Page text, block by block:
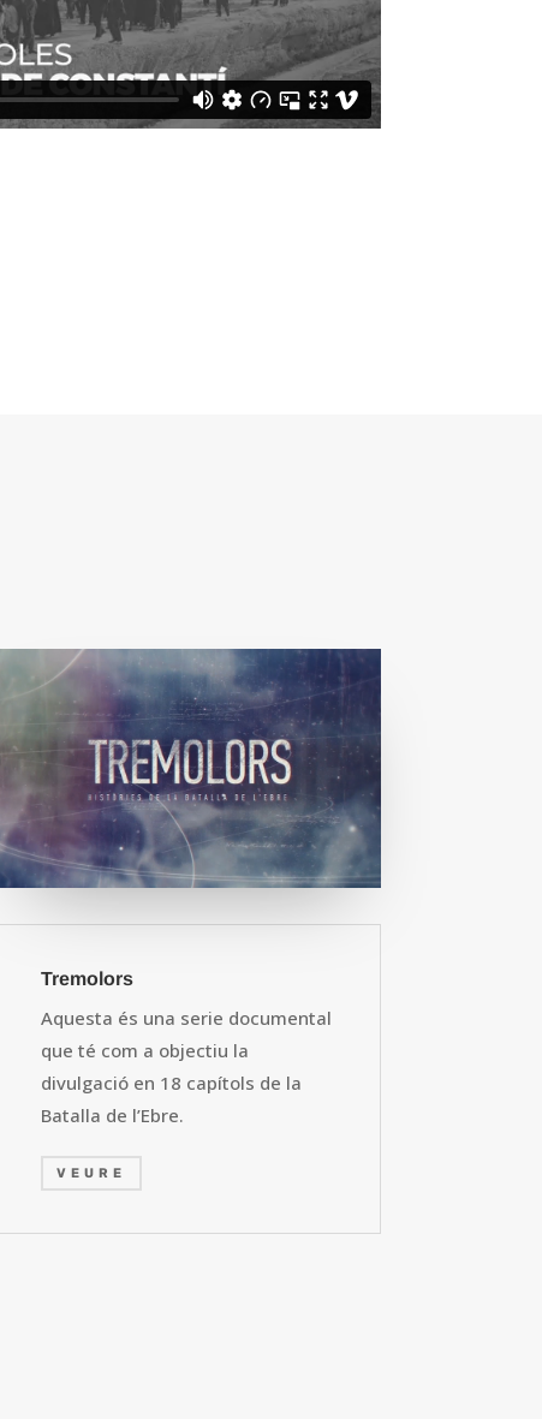
Tremolors
Aquesta és una serie documental
que té com a objectiu la
divulgació en 18 capítols de la
Batalla de l’Ebre.
VEURE